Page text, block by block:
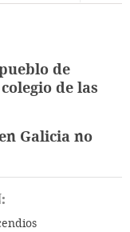
de
de las
Galicia no